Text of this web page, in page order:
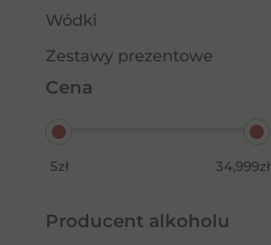
Wódki
Zestawy prezentowe
Cena
5zł 34,999zł
Producent alkoholu